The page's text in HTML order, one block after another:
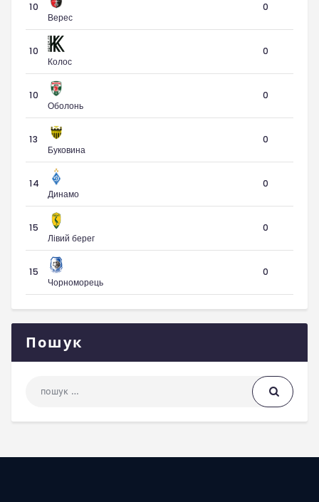
10
Верес
0
10
Колос
0
10
Оболонь
0
13
Буковина
0
14
Динамо
0
15
Лівий берег
0
15
Чорноморець
0
Пошук